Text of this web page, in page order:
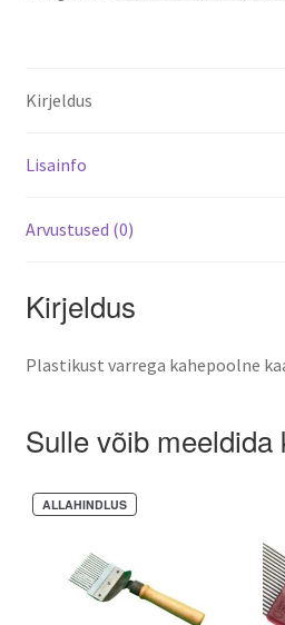
Varroa mite control – when and
Kirjeldus
Lisainfo
Arvustused (0)
Kirjeldus
Plastikust varrega kahepoolne
Sulle võib
ALLAHINDLUS